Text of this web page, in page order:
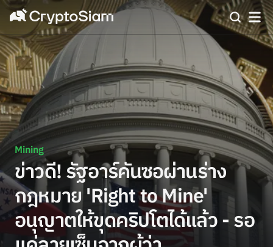
Mining
ข่าวดี! รัฐอาร์คันซอผ่านร่าง
กฎหมาย 'Right to Mine'
อนุญาตให้ขุดคริปโตได้แล้ว - รอ